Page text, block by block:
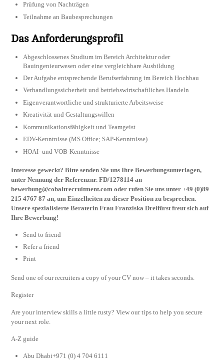
Prüfung von Nachträgen
Teilnahme an Baubesprechungen
Das Anforderungsprofil
Abgeschlossenes Studium im Bereich Architektur oder
Bauingenieurwesen oder eine vergleichbare Ausbildung
Der Aufgabe entsprechende Berufserfahrung im Bereich Hochbau
Verhandlungssicherheit und betriebswirtschaftliches Handeln
Eigenverantwortliche und strukturierte Arbeitsweise
Kreativität und Gestaltungswillen
Kommunikationsfähigkeit und Teamgeist
EDV-Kenntnisse (MS Office; SAP-Kenntnisse)
HOAI- und VOB-Kenntnisse
Interesse geweckt? Bitte senden Sie uns Ihre Bewerbungsunterlagen,
unter Nennung der Referenznr. FD/1278114 an
bewerbung@cobaltrecruitment.com oder rufen Sie uns unter +49 (0)89
215 4767 87 an, um Einzelheiten zu dieser Position zu besprechen.
Unsere spezialisierte Beraterin Frau Franziska Dreifürst freut sich auf
Ihre Bewerbung!
Send to friend
Refer a friend
Print
Send one of our recruiters a copy of your CV now – it takes seconds.
Register
Are your interview skills a little rusty? View our tips to help you secure
your next role.
A-Z guide
Abu Dhabi+971 (0) 4 704 6111